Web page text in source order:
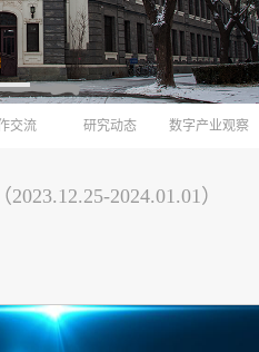
交流 研究动态 数字产业观察
2024.01.01）